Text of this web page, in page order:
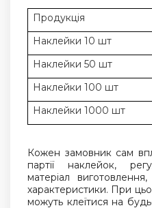
Продукція
Наклейки 10 шт
Наклейки 50 шт
Наклейки 100 шт
Наклейки 1000 шт
Кожен замовник сам
партії наклейок,
матеріал
характеристики. При
можуть клеїтися на